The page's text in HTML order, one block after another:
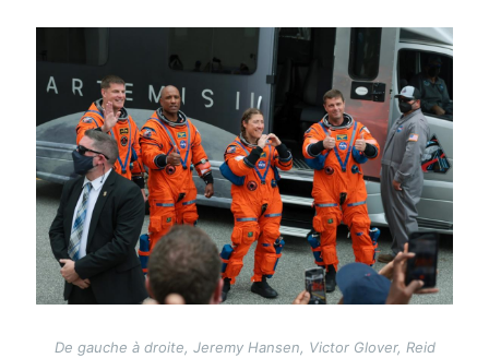
De gauche à droite, Jeremy Hansen, Victor Glover, Reid